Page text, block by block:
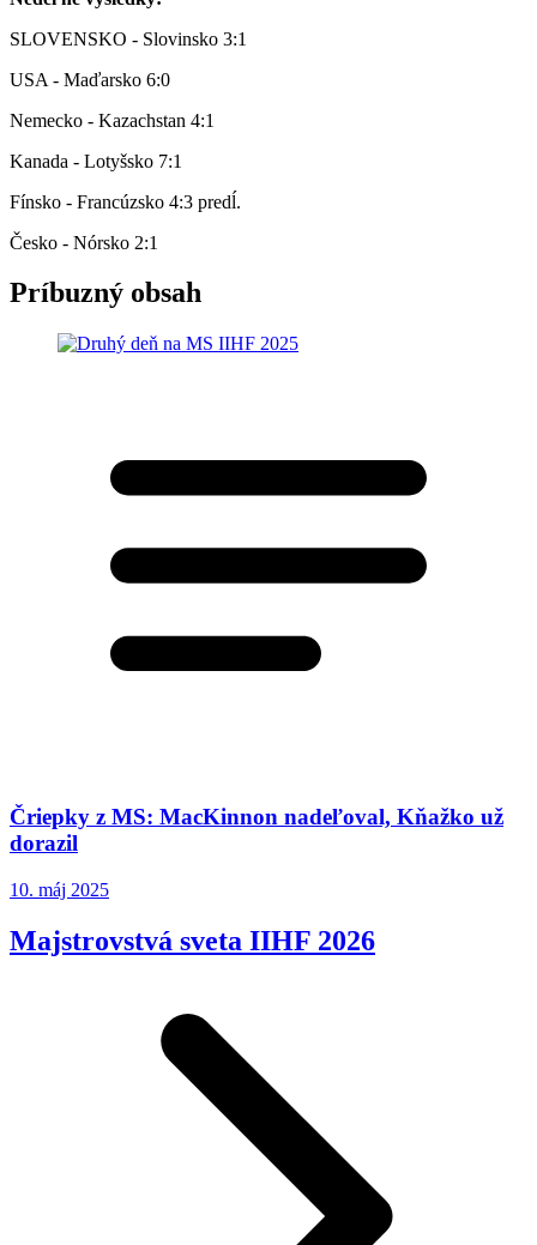
SLOVENSKO - Slovinsko 3:1
USA - Maďarsko 6:0
Nemecko - Kazachstan 4:1
Kanada - Lotyšsko 7:1
Fínsko - Francúzsko 4:3 predĺ.
Česko - Nórsko 2:1
Príbuzný obsah
Čriepky z MS: MacKinnon nadeľoval, Kňažko už
dorazil
10. máj 2025
Majstrovstvá sveta IIHF 2026